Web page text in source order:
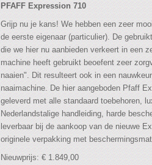
PFAFF Expression 710
Grijp nu je kans! We hebben een zeer
de eerste eigenaar (particulier). De
die we hier nu aanbieden verkeert in een
machine heeft gebruikt beoefent zeer
naaien". Dit resulteert ook in een
naaimachine. De hier aangeboden Pfaff
geleverd met alle standaard toebehoren,
Nederlandstalige handleiding, harde
leverbaar bij de aankoop van de nieuwe
originele verpakking met
Nieuwprijs: € 1.849,00